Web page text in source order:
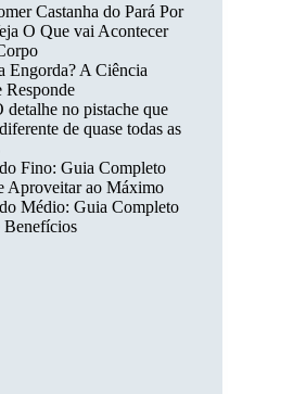
Castanha do Pará Por
O Que vai Acontecer
Engorda? A Ciência
Responde
detalhe no pistache que
de quase todas as
Fino: Guia Completo
Aproveitar ao Máximo
Médio: Guia Completo
Benefícios